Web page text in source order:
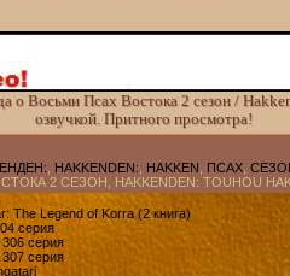
о Восьми Псах Востока 2 сезон /
озвучкой. Притного просмотра!
HAKKENDEN: HAKKEN ПСАХ
2 СЕЗОН, HAKKENDEN: TOUHOU
The Legend of Korra (2 книга)
серия
серия
серия